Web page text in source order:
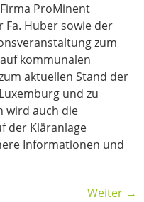
ProMinent
Fa. Huber sowie der
zum
kommunalen
aktuellen Stand der
und zu
wird auch die
der Kläranlage
Informationen und
Weiter →